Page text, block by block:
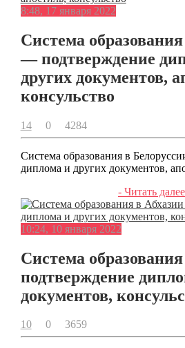
8:48, 17 января 2022
Система
— подтверждение
других документов,
консульство
14 0 4284
Система образования в
диплома и других документов,
- Читать
10:24, 10 января 2022
Система
подтверждение
документов,
10 0 3659